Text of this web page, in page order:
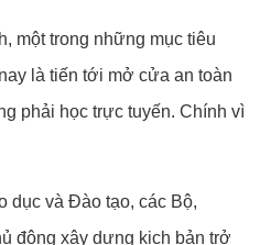
một trong những mục tiêu
là tiến tới mở cửa an toàn
phải học trực tuyến. Chính vì
dục và Đào tạo, các Bộ,
động xây dựng kịch bản trở